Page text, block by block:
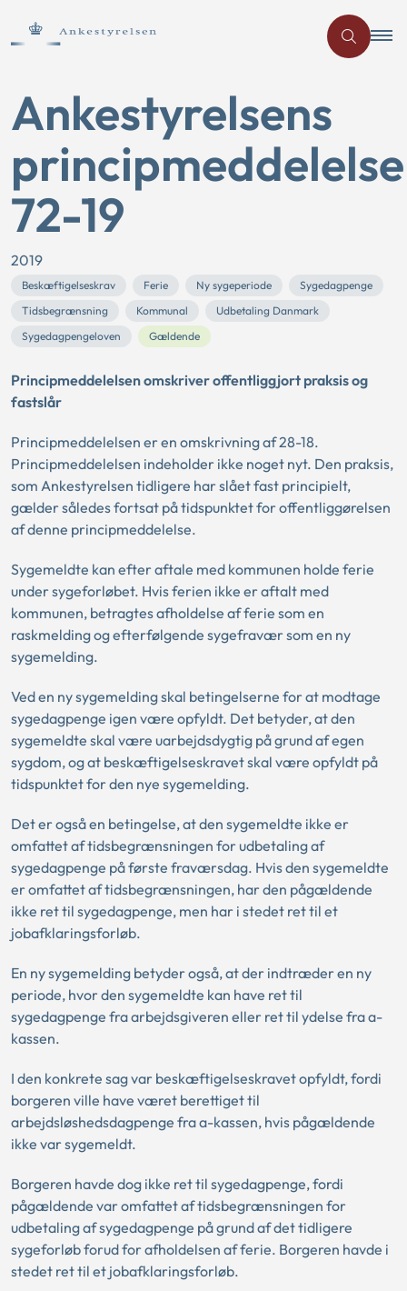
Ankestyrelsens
principmeddelelse
72-19
2019
Beskæftigelseskrav Ferie Ny sygeperiode
Sygedagpenge
Tidsbegrænsning
Kommunal
Udbetaling Danmark
Sygedagpengeloven
Gældende
Principmeddelelsen omskriver offentliggjort praksis og
fastslår
Principmeddelelsen er en omskrivning af 28-18.
Principmeddelelsen indeholder ikke noget nyt. Den praksis,
som Ankestyrelsen tidligere har slået fast principielt,
gælder således fortsat på tidspunktet for offentliggørelsen
af denne principmeddelelse.
Sygemeldte kan efter aftale med kommunen holde ferie
under sygeforløbet. Hvis ferien ikke er aftalt med
kommunen, betragtes afholdelse af ferie som en
raskmelding og efterfølgende sygefravær som en ny
sygemelding.
Ved en ny sygemelding skal betingelserne for at modtage
sygedagpenge igen være opfyldt. Det betyder, at den
sygemeldte skal være uarbejdsdygtig på grund af egen
sygdom, og at beskæftigelseskravet skal være opfyldt på
tidspunktet for den nye sygemelding.
Det er også en betingelse, at den sygemeldte ikke er
omfattet af tidsbegrænsningen for udbetaling af
sygedagpenge på første fraværsdag. Hvis den sygemeldte
er omfattet af tidsbegrænsningen, har den pågældende
ikke ret til sygedagpenge, men har i stedet ret til et
jobafklaringsforløb.
En ny sygemelding betyder også, at der indtræder en ny
periode, hvor den sygemeldte kan have ret til
sygedagpenge fra arbejdsgiveren eller ret til ydelse fra a-
kassen.
I den konkrete sag var beskæftigelseskravet opfyldt, fordi
borgeren ville have været berettiget til
arbejdsløshedsdagpenge fra a-kassen, hvis pågældende
ikke var sygemeldt.
Borgeren havde dog ikke ret til sygedagpenge, fordi
pågældende var omfattet af tidsbegrænsningen for
udbetaling af sygedagpenge på grund af det tidligere
sygeforløb forud for afholdelsen af ferie. Borgeren havde i
stedet ret til et jobafklaringsforløb.